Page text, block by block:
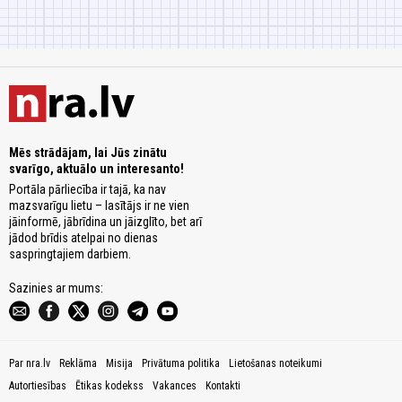
Mēs strādājam, lai Jūs zinātu
svarīgo, aktuālo un interesanto!
Portāla pārliecība ir tajā, ka nav
mazsvarīgu lietu – lasītājs ir ne vien
jāinformē, jābrīdina un jāizglīto, bet arī
jādod brīdis atelpai no dienas
saspringtajiem darbiem.
Sazinies ar mums:
Par nra.lv Reklāma Misija Privātuma politika
Lietošanas noteikumi
Autortiesības
Ētikas kodekss Vakances Kontakti